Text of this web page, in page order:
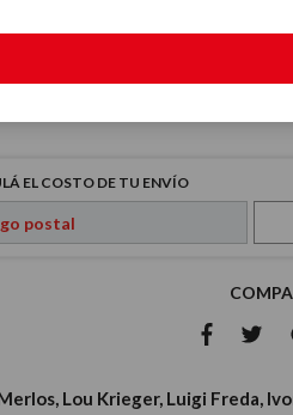
EL COSTO DE TU ENVÍO
Lou Krieger, Luigi Freda,